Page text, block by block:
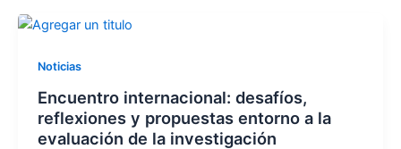
Noticias
Encuentro internacional: desafíos,
reflexiones y propuestas entorno a la
evaluación de la investigación